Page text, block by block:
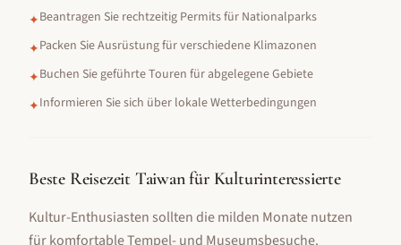
✦Beantragen Sie rechtzeitig Permits für Nationalparks
✦Packen Sie Ausrüstung für verschiedene Klimazonen
✦Buchen Sie geführte Touren für abgelegene Gebiete
✦Informieren Sie sich über lokale Wetterbedingungen
Beste Reisezeit Taiwan für Kulturinteressierte
Kultur-Enthusiasten sollten die milden Monate nutzen
für komfortable Tempel- und Museumsbesuche.